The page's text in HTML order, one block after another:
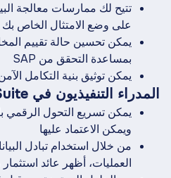
تتيح لك ممارسات معالجة
على وضع الامتثال الخاص بك
يمكن تحسين حالة تقييم
بمساعدة التحقق من SAP
يمكن توثيق بنية التكامل الآمن
المدراء التنفيذيون في C-Suite:
يمكن تسريع التحول الرقمي
ويمكن الاعتماد عليها
من خلال استخدام تبادل
العمليات، أظهر عائد استثمار